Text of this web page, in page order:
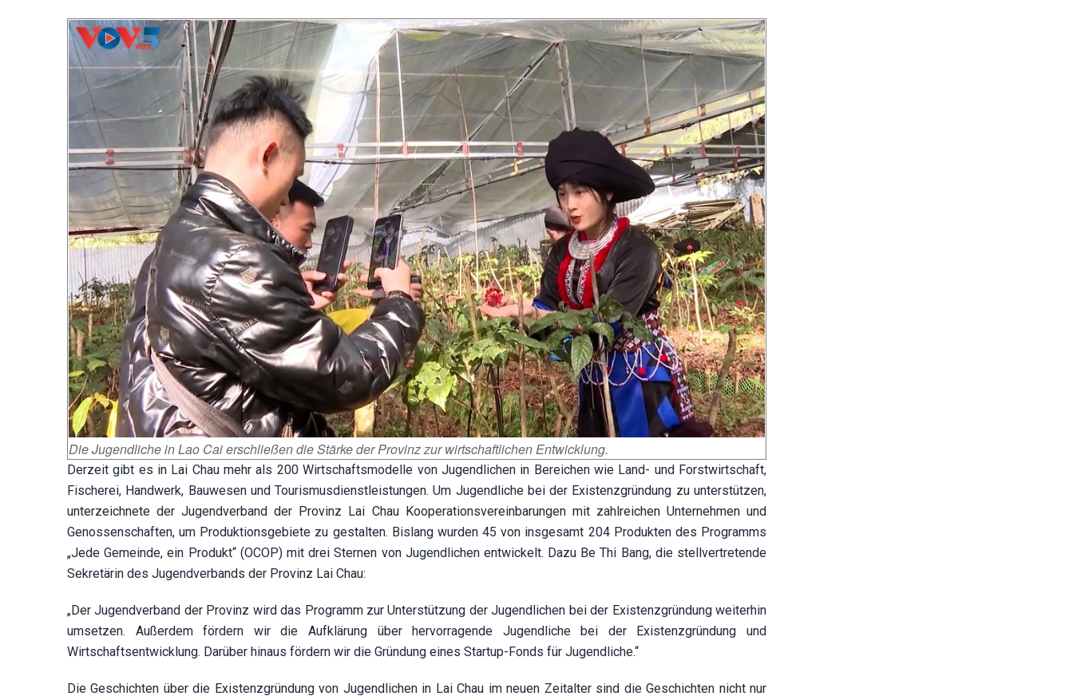
Die Jugendliche in Lao Cai erschließen die Stärke der Provinz zur wirtschaftlichen Entwicklung.
Derzeit gibt es in Lai Chau mehr als 200 Wirtschaftsmodelle von Jugendlichen in Bereichen wie Land- und Forstwirtschaft,
Fischerei, Handwerk, Bauwesen und Tourismusdienstleistungen. Um Jugendliche bei der Existenzgründung zu unterstützen,
unterzeichnete der Jugendverband der Provinz Lai Chau Kooperationsvereinbarungen mit zahlreichen Unternehmen und
Genossenschaften, um Produktionsgebiete zu gestalten. Bislang wurden 45 von insgesamt 204 Produkten des Programms
„Jede Gemeinde, ein Produkt“ (OCOP) mit drei Sternen von Jugendlichen entwickelt. Dazu Be Thi Bang, die stellvertretende
Sekretärin des Jugendverbands der Provinz Lai Chau:
„Der Jugendverband der Provinz wird das Programm zur Unterstützung der Jugendlichen bei der Existenzgründung weiterhin
umsetzen. Außerdem fördern wir die Aufklärung über hervorragende Jugendliche bei der Existenzgründung und
Wirtschaftsentwicklung. Darüber hinaus fördern wir die Gründung eines Startup-Fonds für Jugendliche.“
Die Geschichten über die Existenzgründung von Jugendlichen in Lai Chau im neuen Zeitalter sind die Geschichten nicht nur